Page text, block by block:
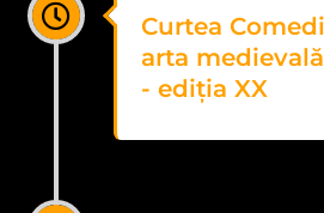
Curtea
arta
- ediția XX​